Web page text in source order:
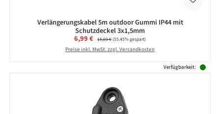
Verlängerungskabel 5m outdoor Gummi IP44 mit
Schutzdeckel 3x1,5mm
Verkaufspreis:
6,99 € Regulärer Preis:
15,69 €(55.45% gespart)
Preise inkl. MwSt. zzgl. Versandkosten
Verfügbarkeit: